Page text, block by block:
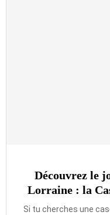
Découvrez le
Lorraine : la
Si tu cherches une